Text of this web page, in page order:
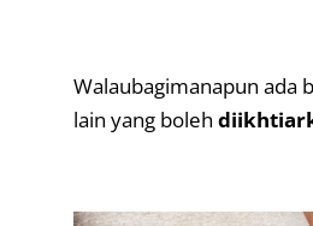
Walaubagimanapun ada
lain yang boleh